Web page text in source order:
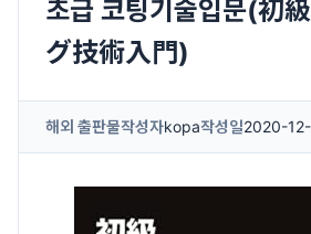
초급 코팅기술입문(初
グ技術入門)
해외 출판물작성자kopa작성일2020-